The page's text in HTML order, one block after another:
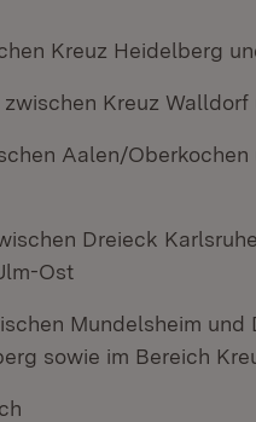
Kreuz Heidelberg
Kreuz
Aalen/Oberkochen
Dreieck
Ost
Mundelsheim und
sowie im Bereich